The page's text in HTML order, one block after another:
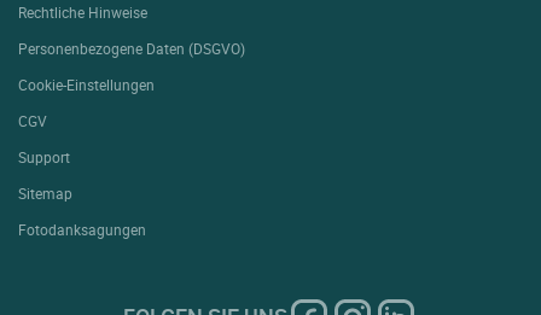
Rechtliche Hinweise
Personenbezogene Daten (DSGVO)
Cookie-Einstellungen
CGV
Support
Sitemap
Fotodanksagungen